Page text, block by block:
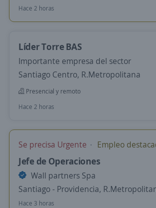
Hace 2 horas
Líder Torre BAS
Importante empresa del sector
Santiago Centro, R.Metropolitana
Presencial y remoto
Hace 2 horas
Se precisa Urgente Empleo
Jefe de Operaciones
Wall partners Spa
Santiago - Providencia,
Hace 3 horas